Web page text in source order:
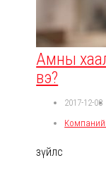
Амны
вэ?
2017-12-08
зүйлс